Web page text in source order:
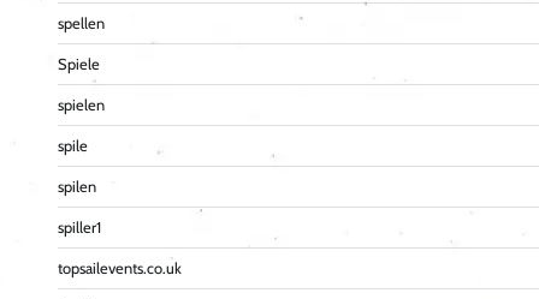
spellen
Spiele
spielen
spile
spilen
spiller1
topsailevents.co.uk